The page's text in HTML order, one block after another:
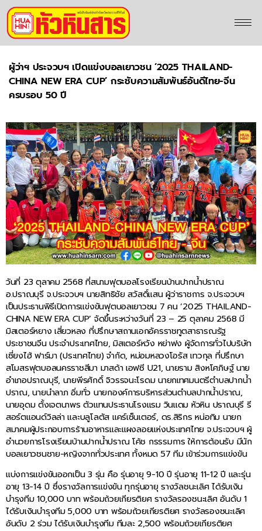
ผู้ว่าฯ ประจวบฯ เปิดแข่งบอลเยาวชน ‘2025 THAILAND-
CHINA NEW ERA CUP’ กระชับความสัมพันธ์อันดีไทย-จีน
ครบรอบ 50 ปี
วันที่ 23 ตุลาคม 2568 ที่สนามฟุตบอลโรงเรียนบ้านปากน้ำปราณ
อ.ปราณบุรี จ.ประจวบฯ นายสิทธิชัย สวัสดิ์แสน ผู้ว่าราชการ จ.ประจวบฯ
เป็นประธานพิธีเปิดการแข่งขันฟุตบอลเยาวชน 7 คน ‘2025 THAILAND-
CHINA NEW ERA CUP’ จัดขึ้นระหว่างวันที่ 23 – 25 ตุลาคม 2568 มี
มิสเตอร์หยาง เสี่ยวหลง ที่ปรึกษาสถานเอกอัครราชทูตสาธารณรัฐ
ประชาชนจีน ประจำประเทศไทย, มิสเตอร์หวัง หย่าฟง ผู้จัดการทั่วไปบริษัท
เซี่ยงไฮ้ ฟาร์มา (ประเทศไทย) จำกัด, หม่อมหลวงโอรัส เทวกุล ที่ปรึกษา
สโมสรฟุตบอลนครราชสีมา มาสด้า เอฟซี U21, นายราม สิงหโศภิษฐ์ นาย
อำเภอปราณบุรี, นายพีรศักดิ์ จิวรรจนะโรดม นายกเทศมนตรีตำบลปากน้ำ
ปราณ, นายนำลาภ อิ่มทั่ว นายกองค์การบริหารส่วนตำบลปากน้ำปราณ,
นายอุดม ตั้งเจตนาพร ตัวแทนประธานโรงแรม วินแดม หัวหิน ปราณบุรี รี
สอร์ตแอนด์วิลล่า และบลูโลตัส แคร์เซ็นเตอร์, ดร.สิริกร หน่อทิม นายก
สมาคมผู้ประกอบการร้านอาหารและแผงลอยแห่งประเทศไทย จ.ประจวบฯ ผู้
อำนวยการโรงเรียนบ้านปากน้ำปราณ โค้ช กรรรมการ ให้การต้อนรับ มีนัก
บอลเยาวชนชาย-หญิงจากทั่วประเทศ ทั้งหมด 57 ทีม เข้าร่วมการแข่งขัน
แบ่งการแข่งขันออกเป็น 3 รุ่น คือ รุ่นอายุ 9-10 ปี รุ่นอายุ 11-12 ปี และรุ่น
อายุ 13-14 ปี ซึ่งรางวัลการแข่งขัน ทุกรุ่นอายุ รางวัลชนะเลิศ ได้รับเงิน
บำรุงทีม 10,000 บาท พร้อมถ้วยเกียรติยศ รางวัลรองชนะเลิศ อันดับ 1
ได้รับเงินบำรุงทีม 5,000 บาท พร้อมถ้วยเกียรติยศ รางวัลรองชนะเลิศ
อันดับ 2 ร่วม ได้รับเงินบำรุงทีม ทีมละ 2,500 พร้อมถ้วยเกียรติยศ